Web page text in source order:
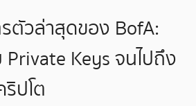
ตัวล่าสุดของ BofA:
Keys จนไปถึง
ปโต